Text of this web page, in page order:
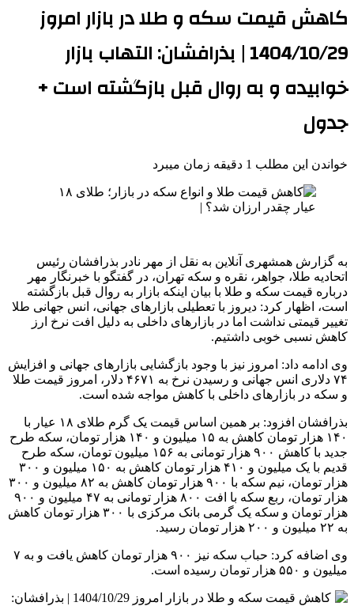
کاهش قیمت سکه و طلا در بازار امروز
1404/10/29 | بذرافشان: التهاب بازار
خوابیده و به روال قبل بازگشته است +
جدول
خواندن این مطلب 1 دقیقه زمان میبرد
به گزارش همشهری آنلاین به نقل از مهر نادر بذرافشان رئیس
اتحادیه طلا، جواهر، نقره و سکه تهران، در گفتگو با خبرنگار مهر
درباره قیمت سکه و طلا با بیان اینکه بازار به روال قبل بازگشته
است، اظهار کرد: دیروز با تعطیلی بازارهای جهانی، انس جهانی طلا
تغییر قیمتی نداشت اما در بازارهای داخلی به دلیل افت نرخ ارز
کاهش نسبی خوبی داشتیم.
وی ادامه داد: امروز نیز با وجود بازگشایی بازارهای جهانی و افزایش
۷۴ دلاری انس جهانی و رسیدن نرخ به ۴۶۷۱ دلار، امروز قیمت طلا
و سکه در بازارهای داخلی با کاهش مواجه شده است.
بذرافشان افزود: بر همین اساس قیمت یک گرم طلای ۱۸ عیار با
۱۴۰ هزار تومان کاهش به ۱۵ میلیون و ۱۴۰ هزار تومان، سکه طرح
جدید با کاهش ۹۰۰ هزار تومانی به ۱۵۶ میلیون تومان، سکه طرح
قدیم با یک میلیون و ۴۱۰ هزار تومان کاهش به ۱۵۰ میلیون و ۳۰۰
هزار تومان، نیم سکه با ۹۰۰ هزار تومان کاهش به ۸۲ میلیون و ۳۰۰
هزار تومان، ربع سکه با افت ۸۰۰ هزار تومانی به ۴۷ میلیون و ۹۰۰
هزار تومان و سکه یک گرمی بانک مرکزی با ۳۰۰ هزار تومان کاهش
به ۲۲ میلیون و ۲۰۰ هزار تومان رسید.
وی اضافه کرد: حباب سکه نیز ۹۰۰ هزار تومان کاهش یافت و به ۷
میلیون و ۵۵۰ هزار تومان رسیده است.